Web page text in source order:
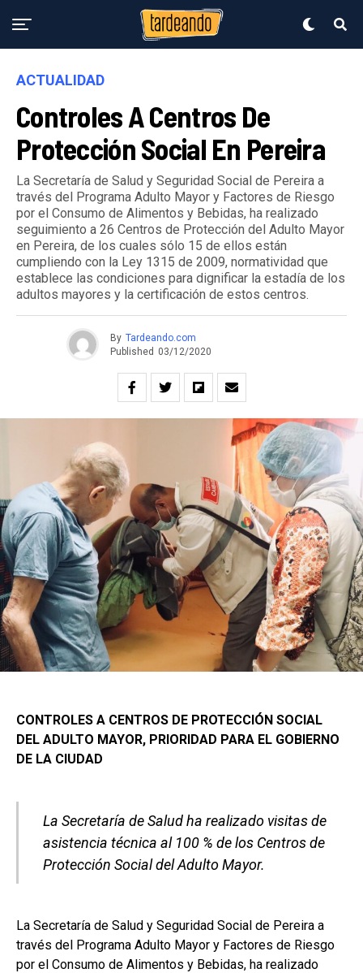
ACTUALIDAD
Controles A Centros De
Protección Social En Pereira
La Secretaría de Salud y Seguridad Social de Pereira a
través del Programa Adulto Mayor y Factores de Riesgo
por el Consumo de Alimentos y Bebidas, ha realizado
seguimiento a 26 Centros de Protección del Adulto Mayor
en Pereira, de los cuales sólo 15 de ellos están
cumpliendo con la Ley 1315 de 2009, normatividad que
establece las condiciones para dignificar la estadía de los
adultos mayores y la certificación de estos centros.
By Tardeando.com
Published 03/12/2020
CONTROLES A CENTROS DE PROTECCIÓN SOCIAL
DEL ADULTO MAYOR, PRIORIDAD PARA EL GOBIERNO
DE LA CIUDAD
La Secretaría de Salud ha realizado visitas de
asistencia técnica al 100 % de los Centros de
Protección Social del Adulto Mayor.
La Secretaría de Salud y Seguridad Social de Pereira a
través del Programa Adulto Mayor y Factores de Riesgo
por el Consumo de Alimentos y Bebidas, ha realizado